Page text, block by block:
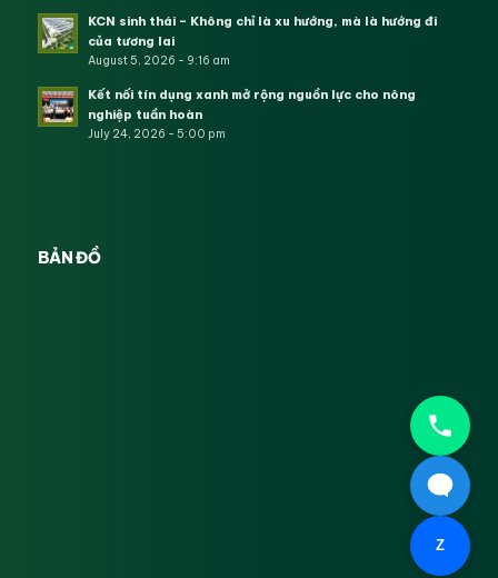
KCN sinh thái – Không chỉ là xu hướng, mà là hướng đi
của tương lai
August 5, 2026 - 9:16 am
Kết nối tín dụng xanh mở rộng nguồn lực cho nông
nghiệp tuần hoàn
July 24, 2026 - 5:00 pm
BẢN ĐỒ
Z